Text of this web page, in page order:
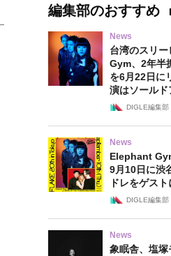
編集部のおすすめ
News
台湾のスリ
Gym、2年半
を6月22日
演はソールド
DIGLE編集部
News
Elephant
9月10日に渋
ドレをゲス
DIGLE編集部
News
象眠舎、塩